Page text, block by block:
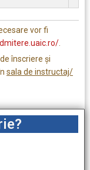
vor fi
.
înscriere și
sala de instructaj/